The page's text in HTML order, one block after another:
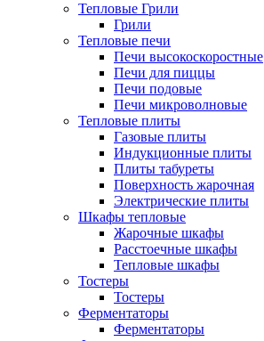
Тепловые Грили
Грили
Тепловые печи
Печи высокоскоростные
Печи для пиццы
Печи подовые
Печи микроволновые
Тепловые плиты
Газовые плиты
Индукционные плиты
Плиты табуреты
Поверхность жарочная
Электрические плиты
Шкафы тепловые
Жарочные шкафы
Расстоечные шкафы
Тепловые шкафы
Тостеры
Тостеры
Ферментаторы
Ферментаторы